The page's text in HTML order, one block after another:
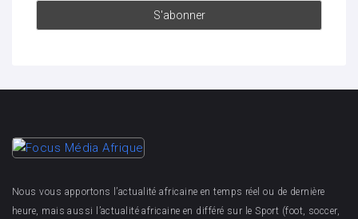
Nous vous apportons l’actualité africaine en temps réel ou de dernière
heure, mais aussi l’actualité africaine en différé sur le Sport (foot, soccer,